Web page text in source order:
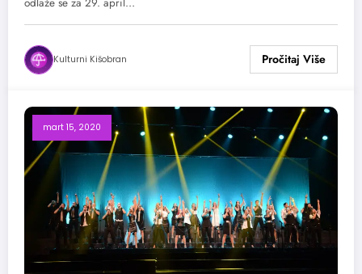
Kulturni Kišobran
mart 15, 2020